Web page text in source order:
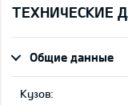
ТЕХНИЧЕСКИЕ
Общие данные
Кузов: